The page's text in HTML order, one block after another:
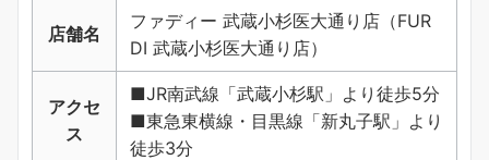
店舗名
ファディー 武蔵小杉医大通り店（FUR
DI 武蔵小杉医大通り店）
アクセ
ス
■JR南武線「武蔵小杉駅」より徒歩5分
■東急東横線・目黒線「新丸子駅」より
徒歩3分